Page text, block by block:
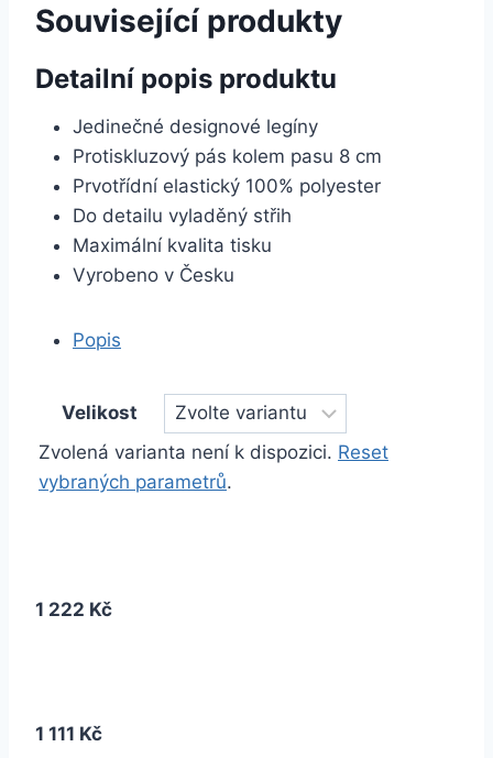
Související produkty
Detailní popis produktu
Jedinečné designové legíny
Protiskluzový pás kolem pasu 8 cm
Prvotřídní elastický 100% polyester
Do detailu vyladěný střih
Maximální kvalita tisku
Vyrobeno v Česku
Popis
Velikost
Zvolená varianta není k dispozici. Reset
vybraných parametrů.
1 222 Kč
1 111 Kč